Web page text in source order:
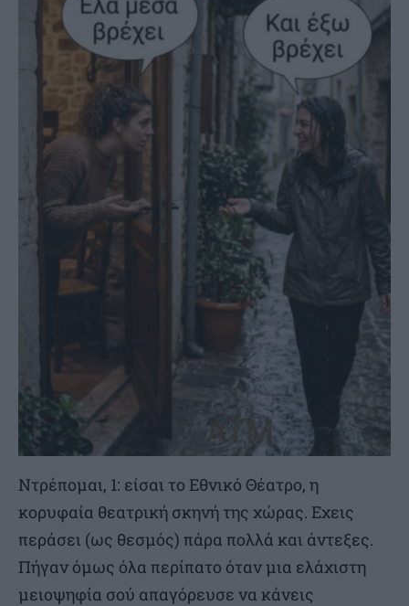
Ντρέπομαι, 1: είσαι το Εθνικό Θέατρο, η
κορυφαία θεατρική σκηνή της χώρας. Εχεις
περάσει (ως θεσμός) πάρα πολλά και άντεξες.
Πήγαν όμως όλα περίπατο όταν μια ελάχιστη
μειοψηφία σού απαγόρευσε να κάνεις